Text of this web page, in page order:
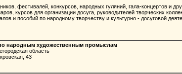
фестивалей, конкурсов, народных гуляний, гала-концертов и
курсов для организации досуга, руководителей творческих
и пособий по народному творчеству и культурно - досуговой
народным художественным промыслам
область
43